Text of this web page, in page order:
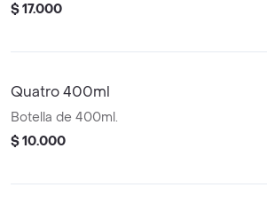
$ 17.000
Quatro 400ml
Botella de 400ml.
$ 10.000